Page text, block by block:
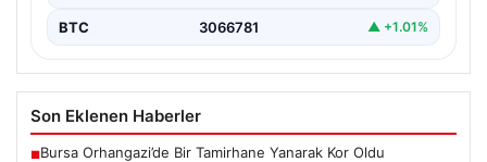
BTC 3066781 ▲ +1.01%
Son Eklenen Haberler
■Bursa Orhangazi’de Bir Tamirhane Yanarak Kor Oldu